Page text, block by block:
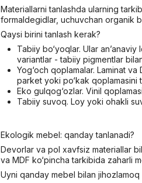
Materiallarni tanlashda ularning
formaldegidlar, uchuvchan organik
Qaysi birini tanlash kerak?
Tabiiy bo‘yoqlar. Ular
variantlar - tabiiy pigmentlar
Yog‘och qoplamalar. Laminat
parket yoki po‘kak qoplamasini
Eko gulqog‘ozlar. Vinil
Tabiiy suvoq. Loy yoki ohakli
Ekologik mebel: qanday tanlanadi?
Devorlar va pol xavfsiz materiallar
va MDF ko‘pincha tarkibida zaharli
Uyni qanday mebel bilan jihozlamoq